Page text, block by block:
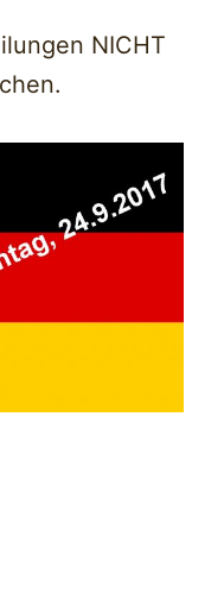
NICHT